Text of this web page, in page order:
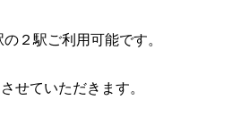
２駅ご利用可能です。
せていただきます。